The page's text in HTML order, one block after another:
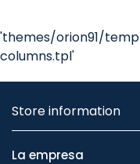
'themes/orion91/
columns.tpl'
Store information
La empresa